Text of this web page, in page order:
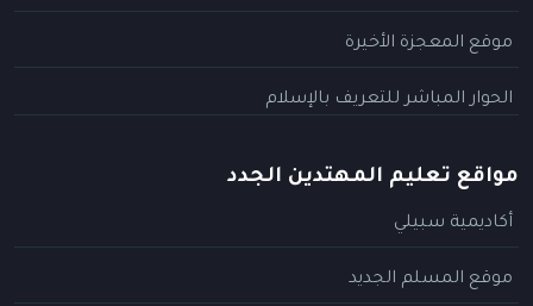
موقع المعجزة الأخيرة
الحوار المباشر للتعريف بالإسلام
مواقع تعليم المهتدين الجدد
أكاديمية سبيلي
موقع المسلم الجديد